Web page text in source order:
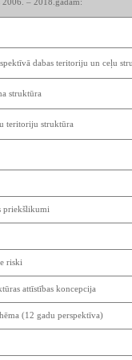
– 2018.gadam:
dabas teritoriju un ceļu
struktūra
teritoriju struktūra
priekšlikumi
riski
attīstības koncepcija
(12 gadu perspektīva)